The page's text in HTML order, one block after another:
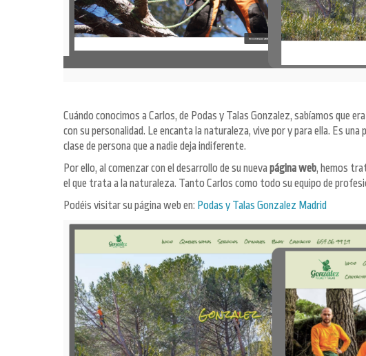
Cuándo conocimos a Carlos, de Podas y Talas Gonzalez, sabíamos que
con su personalidad. Le encanta la naturaleza, vive por y para ella. Es
clase de persona que a nadie deja indiferente.
Por ello, al comenzar con el desarrollo de su nueva página web, hemos
el que trata a la naturaleza. Tanto Carlos como todo su equipo de
Podéis visitar su página web en: Podas y Talas Gonzalez Madrid